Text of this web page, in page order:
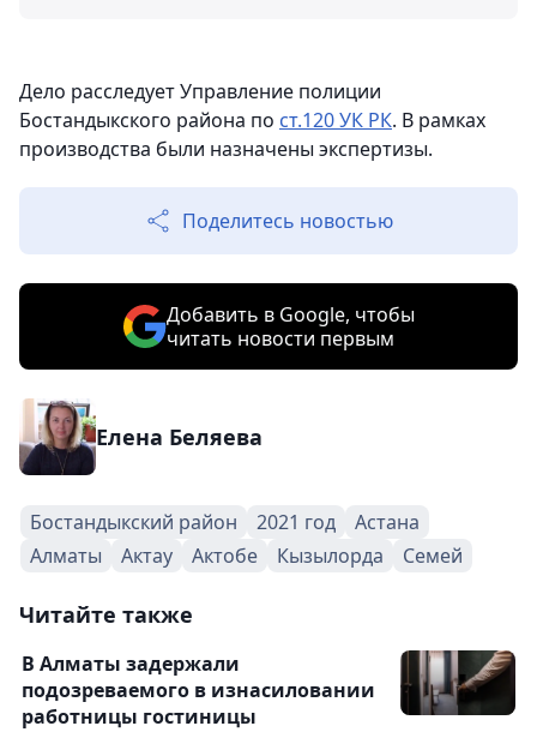
Дело расследует Управление полиции
Бостандыкского района по ст.120 УК РК. В рамках
производства были назначены экспертизы.
Поделитесь новостью
Добавить в Google, чтобы
читать новости первым
Елена Беляева
Бостандыкский район 2021 год
Астана
Алматы
Актау Актобе Кызылорда Семей
Читайте также
В Алматы задержали
подозреваемого в изнасиловании
работницы гостиницы